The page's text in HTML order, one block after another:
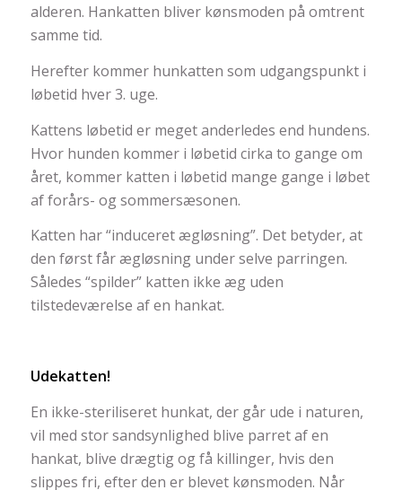
alderen. Hankatten bliver kønsmoden på omtrent
samme tid.
Herefter kommer hunkatten som udgangspunkt i
løbetid hver 3. uge.
Kattens løbetid er meget anderledes end hundens.
Hvor hunden kommer i løbetid cirka to gange om
året, kommer katten i løbetid mange gange i løbet
af forårs- og sommersæsonen.
Katten har “induceret ægløsning”. Det betyder, at
den først får ægløsning under selve parringen.
Således “spilder” katten ikke æg uden
tilstedeværelse af en hankat.
Udekatten!
En ikke-steriliseret hunkat, der går ude i naturen,
vil med stor sandsynlighed blive parret af en
hankat, blive drægtig og få killinger, hvis den
slippes fri, efter den er blevet kønsmoden. Når